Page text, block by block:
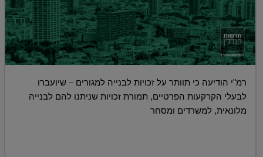
רמ"י הודיעה כי תוותר על זכויות לבנייה למגורים – שיועברו
לבעלי הקרקעות הפרטיים, תמורת זכויות שניתנו להם לבנייה
מלונאית, למשרדים ומסחר